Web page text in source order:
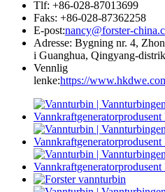
Tlf: +86-028-87013699
Faks: +86-028-87362258
E-post:nancy@forster-
Adresse: Bygning nr. 4,
i Guanghua, Qingyang-
Vennlig
lenke:https://